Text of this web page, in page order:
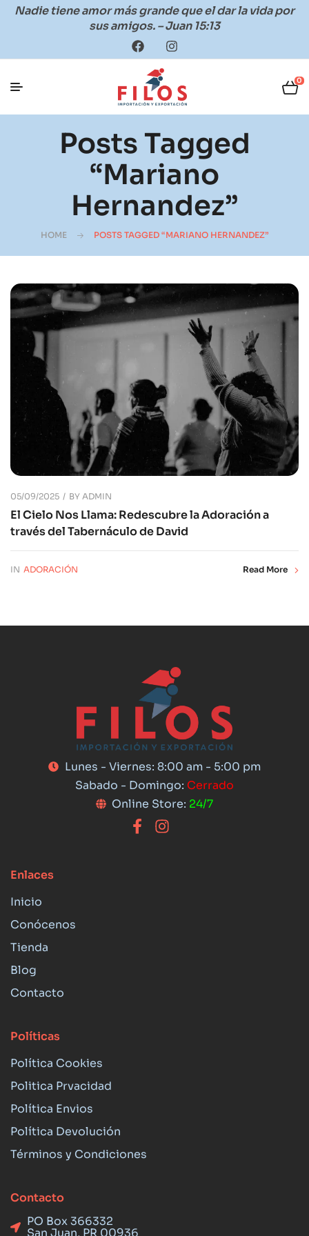
Nadie tiene amor más grande que el dar la vida por
sus amigos. – Juan 15:13
0
Posts Tagged
“Mariano
Hernandez”
HOME POSTS TAGGED “MARIANO HERNANDEZ”
05/09/2025 BY ADMIN
El Cielo Nos Llama: Redescubre la Adoración a
través del Tabernáculo de David
IN ADORACIÓN Read More
Lunes - Viernes: 8:00 am - 5:00 pm
Sabado - Domingo: Cerrado
Online Store: 24/7
Enlaces
Inicio
Conócenos
Tienda
Blog
Contacto
Políticas
Política Cookies
Politica Prvacidad
Política Envios
Política Devolución
Términos y Condiciones
Contacto
PO Box 366332